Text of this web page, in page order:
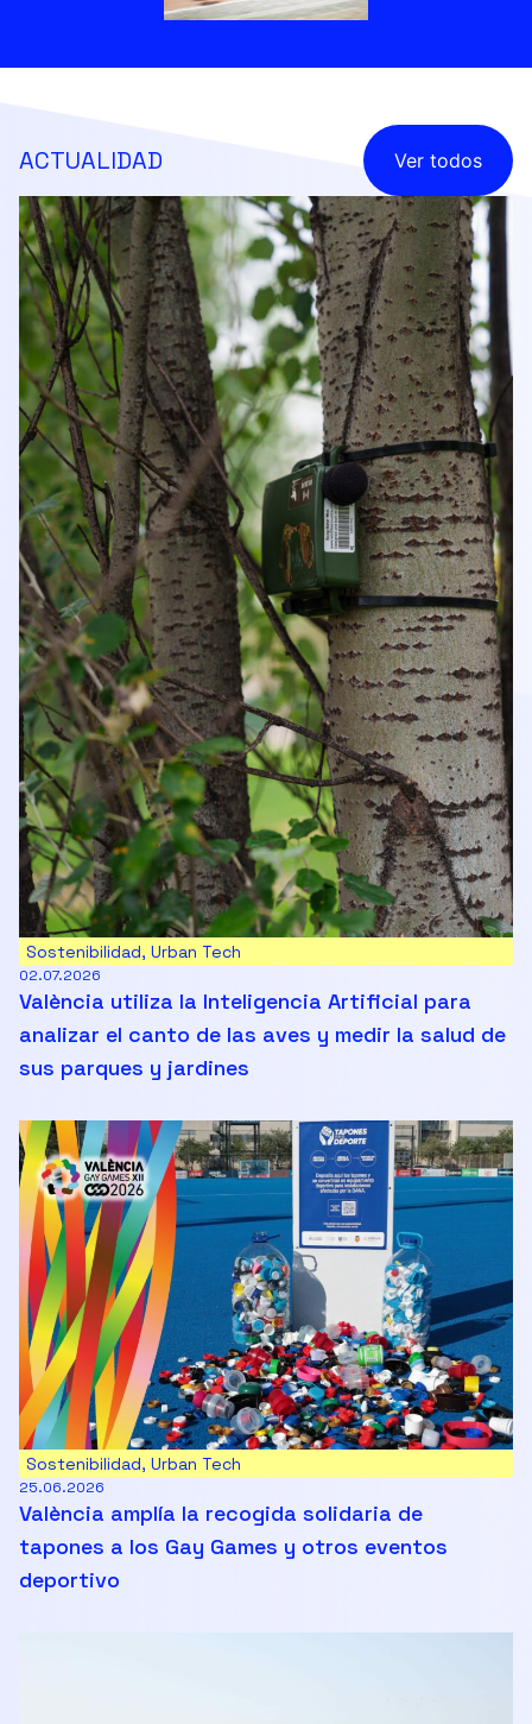
ACTUALIDAD Ver todos
Sostenibilidad, Urban Tech
02.07.2026
València utiliza la Inteligencia Artificial para
analizar el canto de las aves y medir la salud de
sus parques y jardines
Sostenibilidad, Urban Tech
25.06.2026
València amplía la recogida solidaria de
tapones a los Gay Games y otros eventos
deportivo